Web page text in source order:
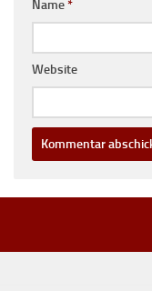
Name*
Website